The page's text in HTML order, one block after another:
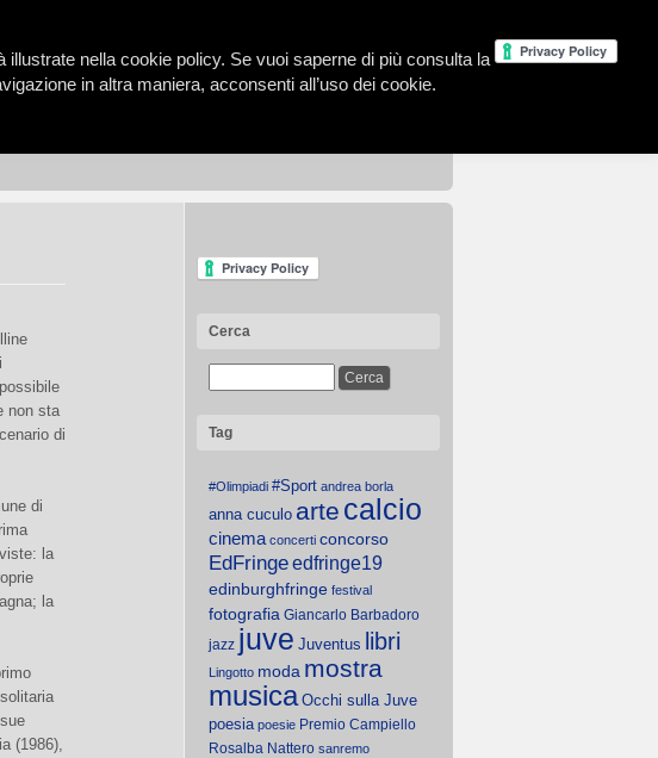
non sta
di
di
la
la
(1986),
Cerca
Tag
#Olimpiadi #Sport andrea borla
anna cuculo arte calcio
cinema concerti concorso
EdFringeedfringe19
edinburghfringe festival
fotografia Giancarlo Barbadoro
jazz juve Juventus libri
Lingotto moda mostra
musica Occhi sulla Juve
poesia poesie Premio Campiello
Rosalba Nattero sanremo
nella cookie policy. Se vuoi saperne di più consulta la
in altra maniera, acconsenti all’uso dei cookie.